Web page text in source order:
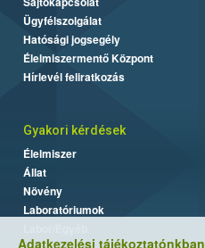
Adatkezelési tájékoztatónkban
Ügyfélszolgálat
Hatósági jogsegély
Élelmiszermentő Központ
Hírlevél feliratkozás
Gyakori kérdések
Élelmiszer
Állat
Növény
Laboratóriumok